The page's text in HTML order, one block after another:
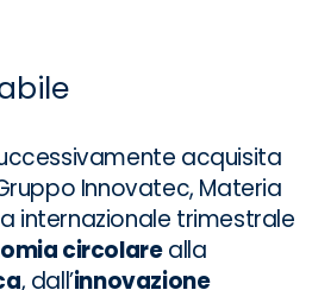
acquisita
Innovatec, Materia
internazionale trimestrale
circolarealla
, dall’innovazione